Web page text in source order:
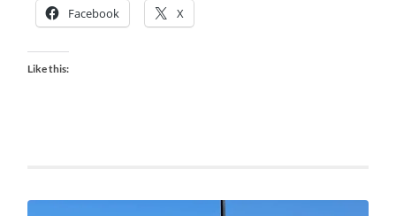
Facebook X
Like this: